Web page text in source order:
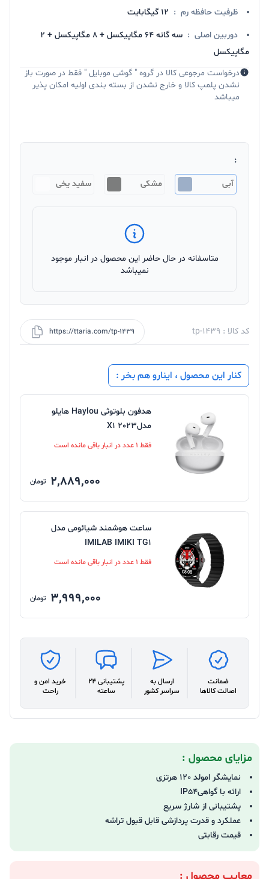
ظرفیت حافظه رم : 12 گیگابایت
دوربین اصلی :
سه گانه 64 مگاپیکسل + 8 مگاپیکسل + 2
مگاپیکسل
درخواست مرجوعی کالا در گروه " گوشی موبایل " فقط در صورت باز
نشدن پلمپ کالا و خارج نشدن از بسته بندی اولیه امکان پذیر
میباشد
:
آبی مشکی سفید یخی
متاسفانه در حال حاضر این محصول در انبار موجود
نمیباشد
کد کالا : tp-1439 https://ttaria.com/tp-1439
کنار این محصول ، اینارو هم بخر :
هدفون بلوتوثی Haylou هایلو
مدلX1 2023
فقط 1 عدد در انبار باقی مانده است
2,889,000 تومان
ساعت هوشمند شیائومی مدل
IMILAB IMIKI TG1
فقط 1 عدد در انبار باقی مانده است
3,999,000 تومان
ضمانت
اصالت کالاها
ارسال به
سراسر کشور
پشتیبانی 24
ساعته
خرید امن و
راحت
مزایای محصول :
نمایشگر امولد 120 هرتزی
ارائه با گواهیIP54
پشتیبانی از شارژ سریع
عملکرد و قدرت پردازشی قابل قبول تراشه
قیمت رقابتی